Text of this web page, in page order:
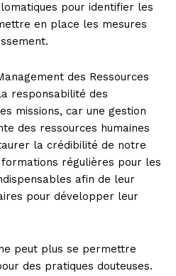
pour identifier les
en place les mesures
des Ressources
responsabilité des
missions, car une gestion
des ressources humaines
la crédibilité de notre
régulières pour les
afin de leur
pour développer leur
peut plus se permettre
des pratiques douteuses.